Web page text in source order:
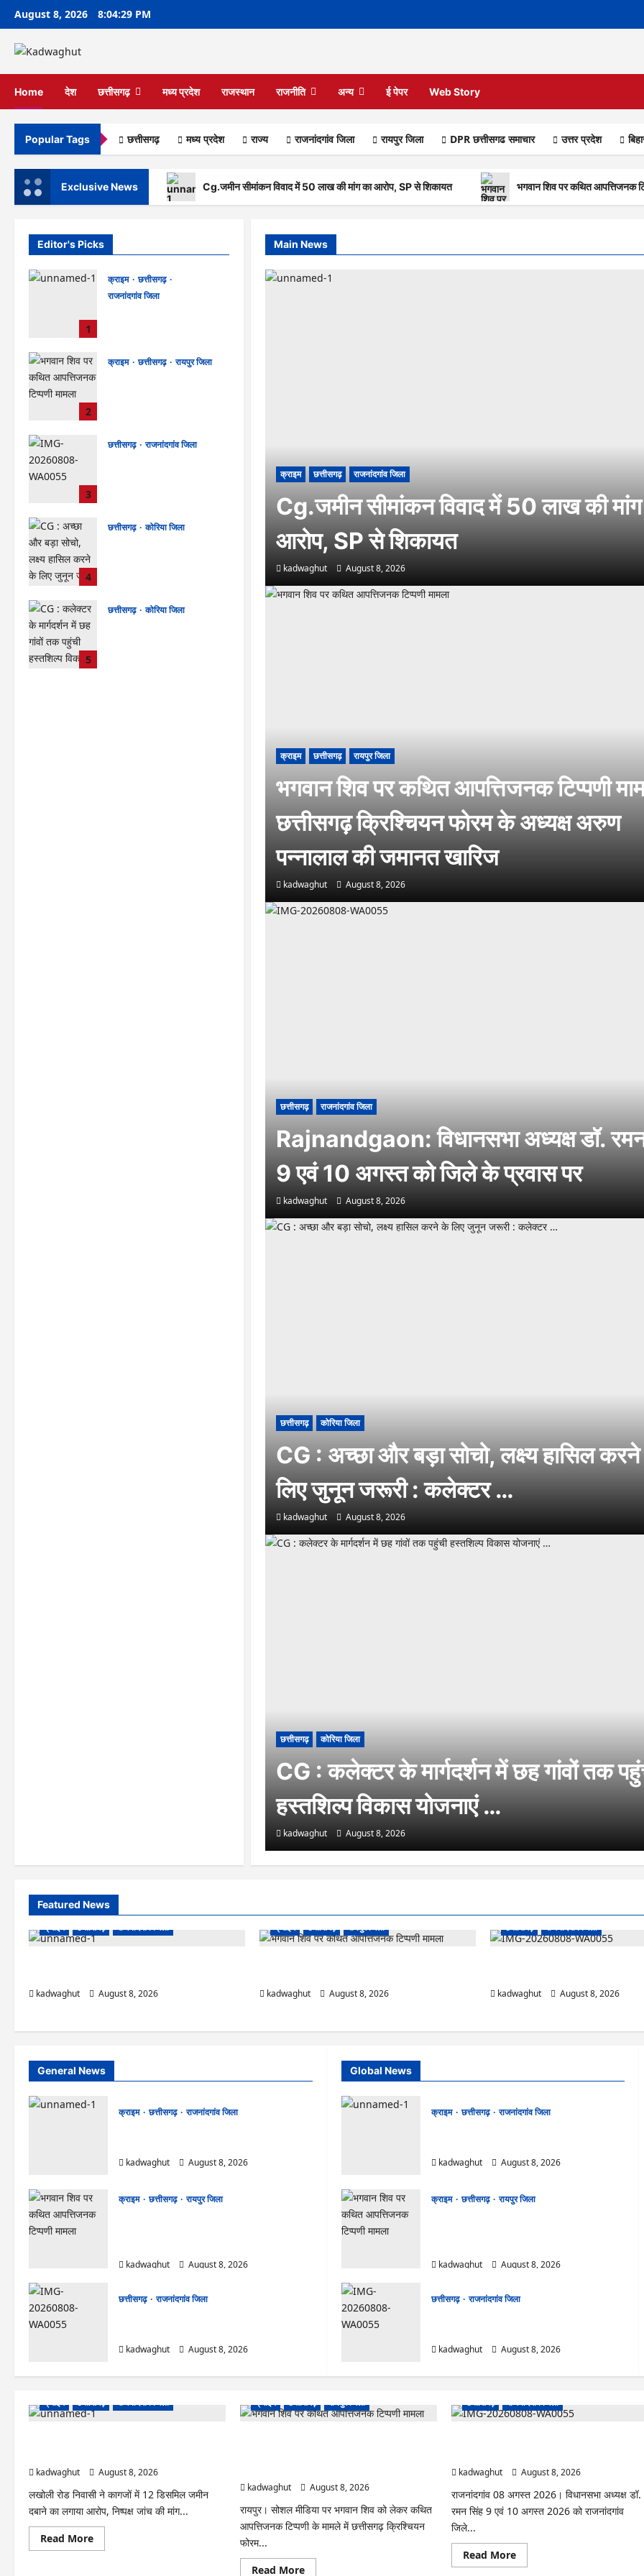
Skip
content
August 8, 2026 8:04:30 PM
Home देश छत्तीसगढ़ मध्य प्रदेश राजस्थान राजनीति अन्य ई पेपर Web Story
Popular Tags छत्तीसगढ़ मध्य प्रदेश राज्‍य राजनांदगांव जिला रायपुर जिला DPR छत्तीसगढ समाचार उत्तर प्रदेश
Exclusive News Cg.जमीन सीमांकन विवाद में 50 लाख की मांग का आरोप, SP से शिकायत भगवान शिव पर कथित आपत्तिजनक
Editor's Picks
1
क्राइम
छत्तीसगढ़
राजनांदगांव जिला
kadwaghut
August 8,
2
क्राइम छत्तीसगढ़
रायपुर जिला
kadwaghut
August 8,
3
छत्तीसगढ़
राजनांदगांव जिला
2026
4
छत्तीसगढ़
कोरिया जिला
2026
5
छत्तीसगढ़
कोरिया जिला
Main News
क्राइम छत्तीसगढ़ राजनांदगांव जिला
Cg.जमीन सीमांकन विवाद में 50 लाख की
आरोप, SP से शिकायत
kadwaghut August 8, 2026
क्राइम छत्तीसगढ़ रायपुर जिला
भगवान शिव पर कथित आपत्तिजनक टिप्पणी
छत्तीसगढ़ क्रिश्चियन फोरम के अध्यक्ष अरुण
पन्नालाल की जमानत खारिज
kadwaghut August 8, 2026
छत्तीसगढ़ राजनांदगांव जिला
Rajnandgaon: विधानसभा अध्यक्ष डॉ.
9 एवं 10 अगस्त को जिले के प्रवास पर
kadwaghut August 8, 2026
छत्तीसगढ़ कोरिया जिला
CG : अच्छा और बड़ा सोचो, लक्ष्य हासिल
लिए जुनून जरूरी : कलेक्टर …
kadwaghut August 8, 2026
छत्तीसगढ़ कोरिया जिला
CG : कलेक्टर के मार्गदर्शन में छह गांवों तक
हस्तशिल्प विकास योजनाएं …
kadwaghut August 8, 2026
Featured News
क्राइम
छत्तीसगढ़ राजनांदगांव जिला
kadwaghut
August 8, 2026
क्राइम छत्तीसगढ़ रायपुर जिला
kadwaghut
August 8, 2026
छत्तीसगढ़ राजनांदगांव जिला
kadwaghut
August 8, 2026
General News
क्राइम छत्तीसगढ़
राजनांदगांव जिला
kadwaghut
August 8, 2026
क्राइम छत्तीसगढ़
रायपुर जिला
kadwaghut
August 8, 2026
छत्तीसगढ़
राजनांदगांव जिला
kadwaghut
August 8, 2026
Global News
क्राइम छत्तीसगढ़
राजनांदगांव जिला
kadwaghut
August 8, 2026
क्राइम छत्तीसगढ़
रायपुर जिला
kadwaghut
August 8, 2026
छत्तीसगढ़
राजनांदगांव जिला
kadwaghut
August 8, 2026
क्राइम छत्तीसगढ़ राजनांदगांव जिला
kadwaghut
August 8, 2026
लखोली रोड निवासी ने कागजों में 12 डिसमिल जमीन
दबाने का लगाया आरोप, निष्पक्ष जांच की मांग...
Read MoreRead
more
क्राइम छत्तीसगढ़ रायपुर जिला
kadwaghut
August 8, 2026
रायपुर। सोशल मीडिया पर भगवान शिव को लेकर कथित
आपत्तिजनक टिप्पणी के मामले में छत्तीसगढ़ क्रिश्चियन
फोरम...
Read MoreRead
छत्तीसगढ़ राजनांदगांव जिला
kadwaghut
August 8, 2026
राजनांदगांव 08 अगस्त 2026। विधानसभा अध्यक्ष डॉ.
रमन सिंह 9 एवं 10 अगस्त 2026 को राजनांदगांव
जिले...
Read MoreRead
more